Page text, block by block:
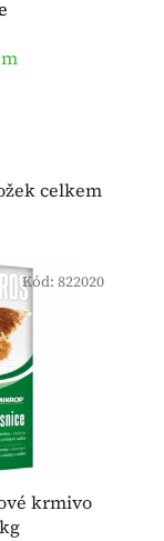
celkem
krmivo
Kód: 822020